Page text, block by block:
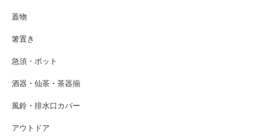
蓋物
箸置き
急須・ポット
酒器・仙茶・茶器揃
風鈴・排水口カバー
アウトドア